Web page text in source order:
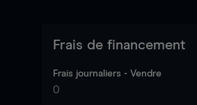
Frais de financement
Frais journaliers - Vendre
0